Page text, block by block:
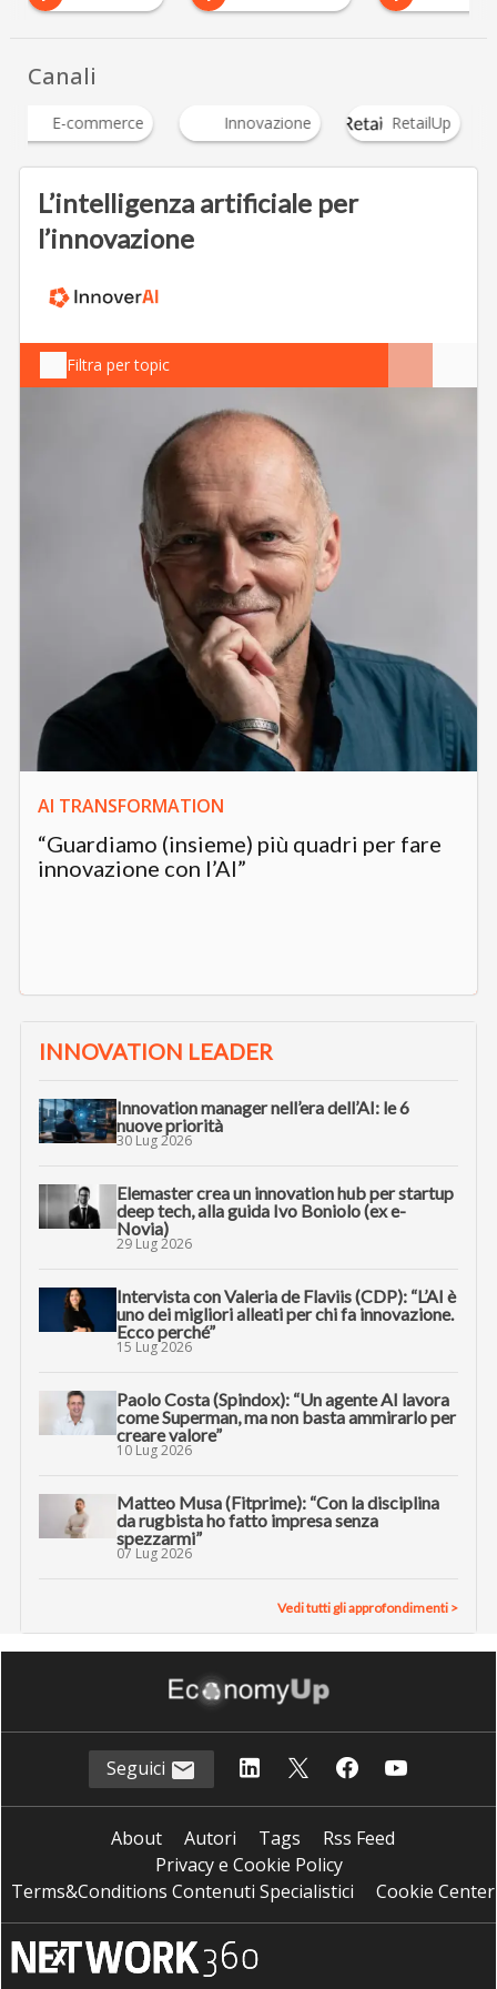
Canali
E-commerce Innovazione RetailUp
L’intelligenza artificiale per
l’innovazione
Filtra per topic
AI TRANSFORMATION
“Guardiamo (insieme) più quadri per fare
innovazione con l’AI”
INNOVATION LEADER
Innovation manager nell’era dell’AI: le 6
nuove priorità
30 Lug 2026
Elemaster crea un innovation hub per startup
deep tech, alla guida Ivo Boniolo (ex e-
Novia)
29 Lug 2026
Intervista con Valeria de Flaviis (CDP): “L’AI è
uno dei migliori alleati per chi fa innovazione.
Ecco perché”
15 Lug 2026
Paolo Costa (Spindox): “Un agente AI lavora
come Superman, ma non basta ammirarlo per
creare valore”
10 Lug 2026
Matteo Musa (Fitprime): “Con la disciplina
da rugbista ho fatto impresa senza
spezzarmi”
07 Lug 2026
Vedi tutti gli approfondimenti >
Seguici
About Autori Tags
Rss Feed
Privacy e Cookie Policy
Terms&Conditions Contenuti Specialistici
Cookie Center